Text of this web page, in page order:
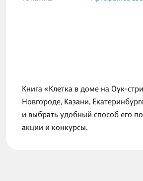
Книга «Клетка в доме на Оук-
Новгороде, Казани,
и выбрать удобный способ его
акции и конкурсы.